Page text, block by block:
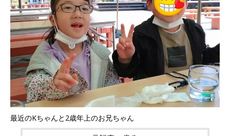
最近のKちゃんと2歳年上のお兄ちゃん